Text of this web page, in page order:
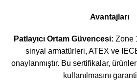
Avantajları
Patlayıcı Ortam Güvencesi: Zone
sinyal armatürleri, ATEX ve
onaylanmıştır. Bu sertifikalar,
kullanılmasını